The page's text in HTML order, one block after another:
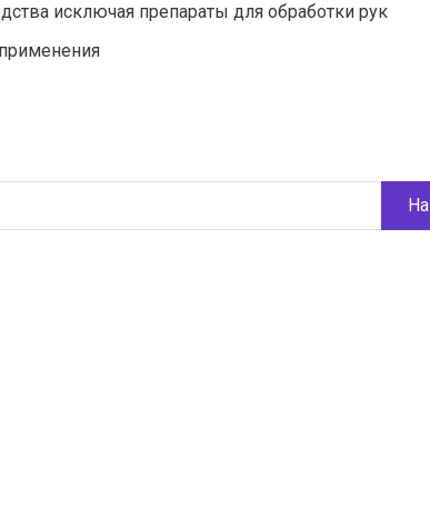
исключая препараты для обработки рук